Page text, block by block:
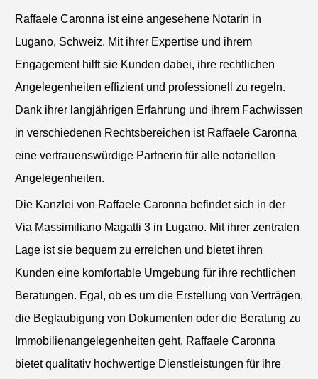
Raffaele Caronna ist eine angesehene Notarin in
Lugano, Schweiz. Mit ihrer Expertise und ihrem
Engagement hilft sie Kunden dabei, ihre rechtlichen
Angelegenheiten effizient und professionell zu regeln.
Dank ihrer langjährigen Erfahrung und ihrem Fachwissen
in verschiedenen Rechtsbereichen ist Raffaele Caronna
eine vertrauenswürdige Partnerin für alle notariellen
Angelegenheiten.
Die Kanzlei von Raffaele Caronna befindet sich in der
Via Massimiliano Magatti 3 in Lugano. Mit ihrer zentralen
Lage ist sie bequem zu erreichen und bietet ihren
Kunden eine komfortable Umgebung für ihre rechtlichen
Beratungen. Egal, ob es um die Erstellung von Verträgen,
die Beglaubigung von Dokumenten oder die Beratung zu
Immobilienangelegenheiten geht, Raffaele Caronna
bietet qualitativ hochwertige Dienstleistungen für ihre